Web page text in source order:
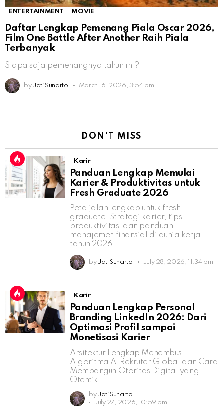
ENTERTAINMENT MOVIE
Daftar Lengkap Pemenang Piala Oscar 2026,
Film One Battle After Another Raih Piala
Terbanyak
Siapa saja pemenangnya tahun ini?
by Jati Sunarto March 16, 2026, 3:54 pm
DON'T MISS
Karir
Panduan Lengkap Memulai
Karier & Produktivitas untuk
Fresh Graduate 2026
Peta jalan lengkap untuk fresh
graduate: Strategi karier, tips
produktivitas, dan panduan
manajemen finansial di dunia kerja
tahun 2026.
by Jati Sunarto July 28, 2026, 11:34 pm
Karir
Panduan Lengkap Personal
Branding LinkedIn 2026: Dari
Optimasi Profil sampai
Monetisasi Karier
Arsitektur Lengkap Menembus
Algoritma AI Rekruter Global dan Cara
Membangun Otoritas Digital yang
Otentik
by Jati Sunarto
July 27, 2026, 10:59 pm